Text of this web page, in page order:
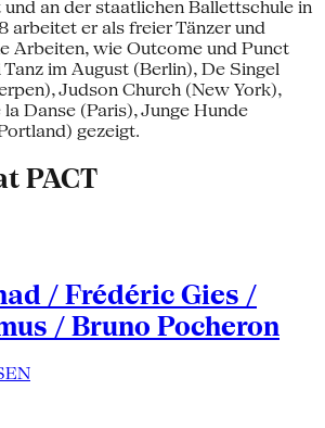
an der staatlichen Ballettschule in
arbeitet er als freier Tänzer und
Arbeiten, wie Outcome und Punct
im August (Berlin), De Singel
Judson Church (New York),
Danse (Paris), Junge Hunde
gezeigt.
PACT
/ Frédéric Gies /
/ Bruno Pocheron